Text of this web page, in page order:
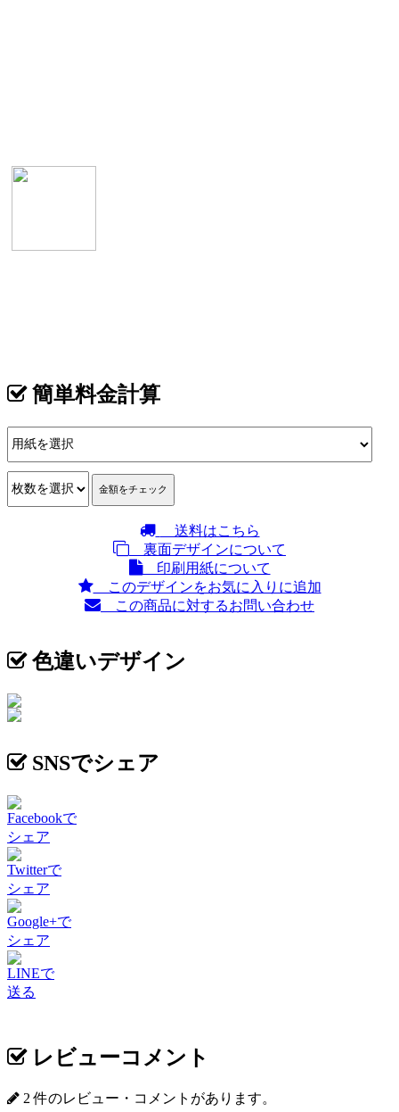
簡単料金計算
送料はこちら
裏面デザインについて
印刷用紙について
このデザインをお気に入りに追加
この商品に対するお問い合わせ
色違いデザイン
SNSでシェア
Facebookで
シェア
Twitterで
シェア
Google+で
シェア
LINEで
送る
レビューコメント
2 件のレビュー・コメントがあります。